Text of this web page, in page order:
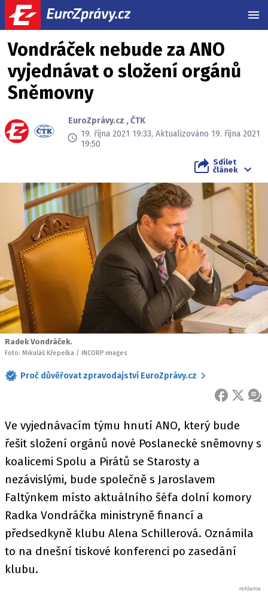
Vondráček nebude za ANO
vyjednávat o složení orgánů
Sněmovny
EuroZprávy.cz ,ČTK
19. října 2021 19:33, Aktualizováno 19. října 2021
19:50
Sdílet
článek
Radek Vondráček.
Foto: Mikuláš Křepelka / INCORP images
Proč důvěřovat zpravodajství EuroZprávy.cz
FACEBOOK
X
Ve vyjednávacím týmu hnutí ANO, který bude
řešit složení orgánů nové Poslanecké sněmovny s
koalicemi Spolu a Pirátů se Starosty a
nezávislými, bude společně s Jaroslavem
Faltýnkem místo aktuálního šéfa dolní komory
Radka Vondráčka ministryně financí a
předsedkyně klubu Alena Schillerová. Oznámila
to na dnešní tiskové konferenci po zasedání
klubu.